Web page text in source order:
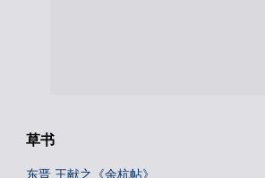
草书
东晋 王献之《余杭帖》